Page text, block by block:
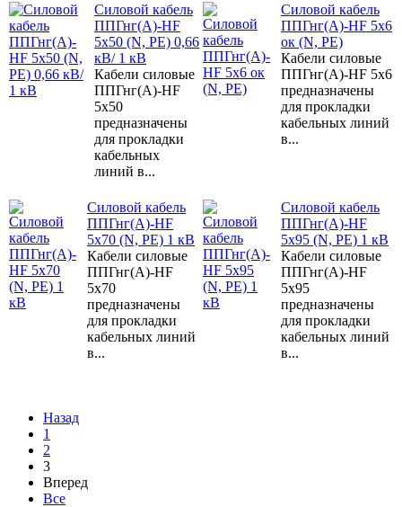
Силовой кабель
ППГнг(А)-HF
5х50 (N, PE) 0,66
кВ/ 1 кВ
Кабели силовые
ППГнг(А)-HF
5х50
предназначены
для прокладки
кабельных
линий в...
Силовой кабель
ППГнг(А)-HF 5х6
ок (N, PE)
Кабели силовые
ППГнг(А)-HF 5х6
предназначены
для прокладки
кабельных линий
в...
Силовой кабель
ППГнг(А)-HF
5х70 (N, PE) 1 кВ
Кабели силовые
ППГнг(А)-HF
5х70
предназначены
для прокладки
кабельных линий
в...
Силовой кабель
ППГнг(А)-HF
5х95 (N, PE) 1 кВ
Кабели силовые
ППГнг(А)-HF
5х95
предназначены
для прокладки
кабельных линий
в...
Назад
1
2
3
Вперед
Все